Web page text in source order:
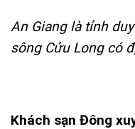
An Giang là tỉnh
sông Cửu Long có
Khách sạn Đông